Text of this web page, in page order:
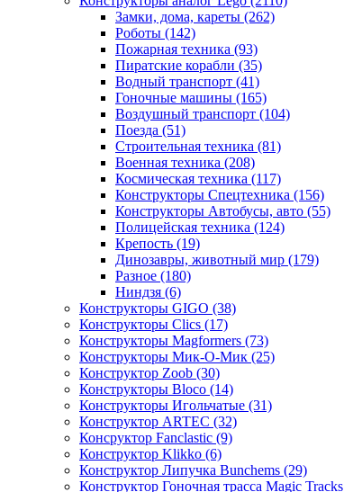
Замки, дома, кареты (262)
Роботы (142)
Пожарная техника (93)
Пиратские корабли (35)
Водный транспорт (41)
Гоночные машины (165)
Воздушный транспорт (104)
Поезда (51)
Строительная техника (81)
Военная техника (208)
Космическая техника (117)
Конструкторы Спецтехника (156)
Конструкторы Автобусы, авто (55)
Полицейская техника (124)
Крепость (19)
Динозавры, животный мир (179)
Разное (180)
Ниндзя (6)
Конструкторы GIGO (38)
Конструкторы Clics (17)
Конструкторы Magformers (73)
Конструкторы Мик-О-Мик (25)
Конструктор Zoob (30)
Конструкторы Bloco (14)
Конструкторы Игольчатые (31)
Конструктор ARTEC (32)
Консруктор Fanclastic (9)
Конструктор Klikko (6)
Конструктор Липучка Bunchems (29)
Конструктор Гоночная трасса Magic Tracks